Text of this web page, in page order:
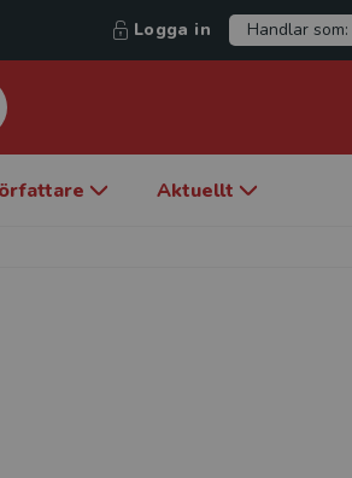
Logga in Handlar som:
Aktuellt